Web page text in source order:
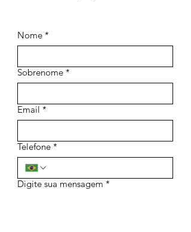
Nome *
Sobrenome *
Email *
Telefone *
Digite sua mensagem *